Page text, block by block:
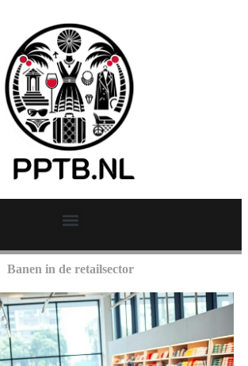
Banen in de retailsector